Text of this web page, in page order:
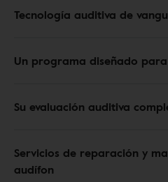
Tecnología auditiva de
Un programa diseñado
Su evaluación auditiva
Servicios de reparación y
audífon